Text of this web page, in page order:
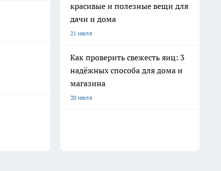
красивые и полезные вещи для
дачи и дома
21 июля
Как проверить свежесть яиц: 3
надёжных способа для дома и
магазина
20 июля